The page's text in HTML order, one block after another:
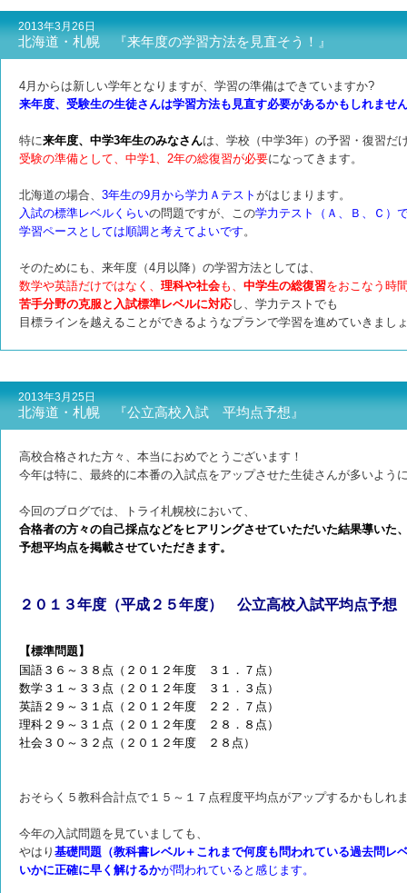
2013年3月26日
北海道・札幌 『来年度の学習方法を見直そう！』
4月からは新しい学年となりますが、学習の準備はできていますか?
来年度、受験生の生徒さんは学習方法も見直す必要があるかもしれませ
特に来年度、中学3年生のみなさんは、学校（中学3年）の予習・復習だ
受験の準備として、中学1、2年の総復習が必要になってきます。
北海道の場合、 3年生の9月から学力Ａテスト がはじまります。
入試の標準レベルくらいの問題ですが、この学力テスト（Ａ、Ｂ、Ｃ）
学習ペースとしては順調と考えてよいです。
そのためにも、来年度（4月以降）の学習方法としては、
数学や英語だけではなく、 理科や社会も、 中学生の総復習をおこなう時
苦手分野の克服と 入試標準レベルに対応し、学力テストでも
目標ラインを越えることができるようなプランで学習を進めていきまし
2013年3月25日
北海道・札幌 『公立高校入試 平均点予想』
高校合格された方々、本当におめでとうございます！
今年は特に、最終的に本番の入試点をアップさせた生徒さんが多いよう
今回のブログでは、トライ札幌校において、
合格者の方々の自己採点などをヒアリングさせていただいた結果導いた
予想平均点を掲載させていただきます。
２０１３年度（平成２５年度） 公立高校入試平均点予想
【標準問題】
国語３６～３８点（２０１２年度 ３１．７点）
数学３１～３３点（２０１２年度 ３１．３点）
英語２９～３１点（２０１２年度 ２２．７点）
理科２９～３１点（２０１２年度 ２８．８点）
社会３０～３２点（２０１２年度 ２８点）
おそらく５教科合計点で１５～１７点程度平均点がアップするかもしれ
今年の入試問題を見ていましても、
やはり 基礎問題（教科書レベル＋これまで何度も問われている過去問レ
いかに正確に早く解けるかが問われていると感じます。